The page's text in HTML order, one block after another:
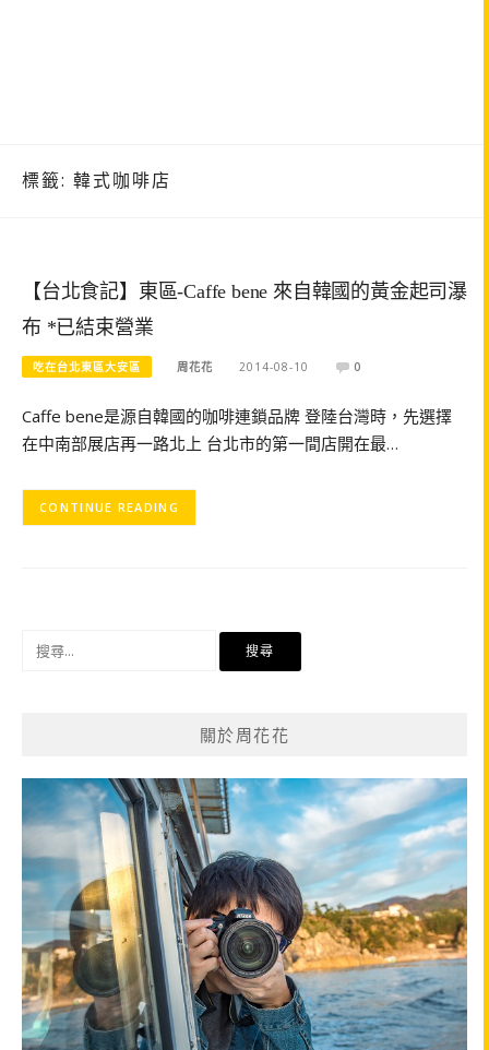
標籤: 韓式咖啡店
【台北食記】東區-Caffe bene 來自韓國的黃金起司瀑
布 *已結束營業
吃在台北東區大安區 周花花 2014-08-10 0
Caffe bene是源自韓國的咖啡連鎖品牌 登陸台灣時，先選擇
在中南部展店再一路北上 台北市的第一間店開在最…
CONTINUE READING
關於周花花